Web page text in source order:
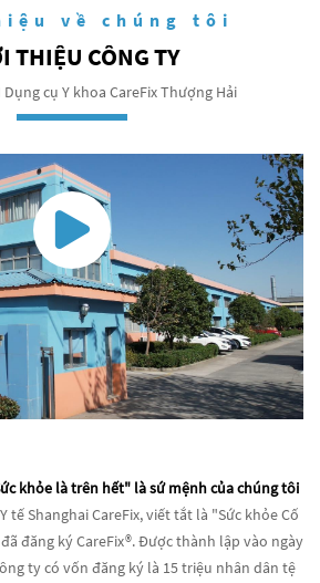
về chúng tôi
THIỆU CÔNG TY
cụ Y khoa CareFix Thượng Hải
khỏe là trên hết" là sứ mệnh của chúng tôi
tế Shanghai CareFix, viết tắt là "Sức khỏe Cố
đăng ký CareFix®. Được thành lập vào ngày
ty có vốn đăng ký là 15 triệu nhân dân tệ